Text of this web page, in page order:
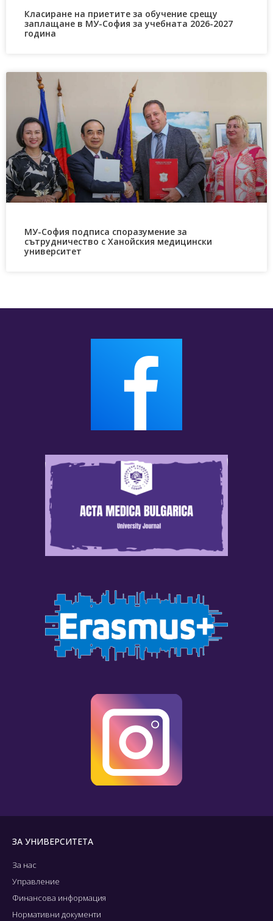
Класиране на приетите за обучение срещу
заплащане в МУ-София за учебната 2026-2027
година
МУ-София подписа споразумение за
сътрудничество с Ханойския медицински
университет
ЗА УНИВЕРСИТЕТА
За нас
Управление
Финансова информация
Нормативни документи